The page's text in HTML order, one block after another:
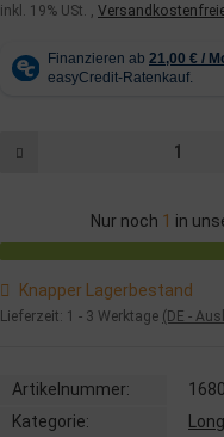
inkl. 19% USt. ,
Nur noch 1 in
Knapper Lagerbestand
Lieferzeit: 1 - 3 Werktage (DE -
Artikelnummer:
Kategorie: